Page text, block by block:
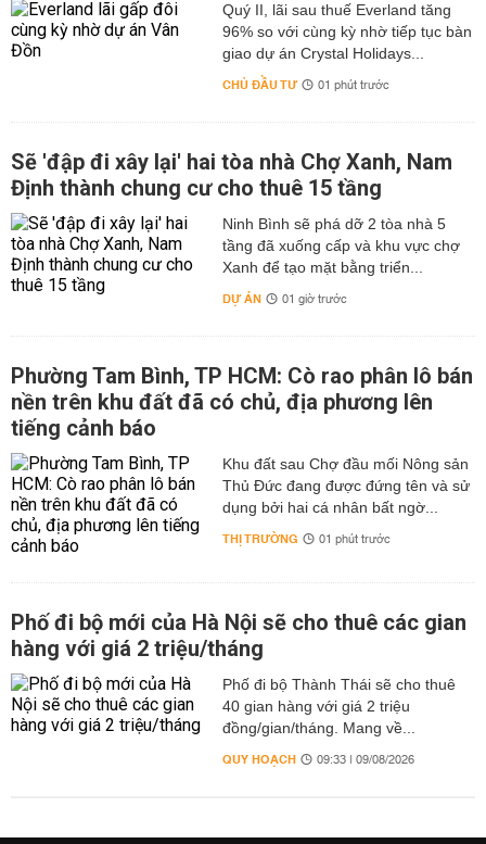
Quý II, lãi sau thuế Everland tăng
96% so với cùng kỳ nhờ tiếp tục bàn
giao dự án Crystal Holidays...
CHỦ ĐẦU TƯ 01 phút trước
Sẽ 'đập đi xây lại' hai tòa nhà Chợ Xanh, Nam
Định thành chung cư cho thuê 15 tầng
Ninh Bình sẽ phá dỡ 2 tòa nhà 5
tầng đã xuống cấp và khu vực chợ
Xanh để tạo mặt bằng triển...
DỰ ÁN 01 giờ trước
Phường Tam Bình, TP HCM: Cò rao phân lô bán
nền trên khu đất đã có chủ, địa phương lên
tiếng cảnh báo
Khu đất sau Chợ đầu mối Nông sản
Thủ Đức đang được đứng tên và sử
dụng bởi hai cá nhân bất ngờ...
THỊ TRƯỜNG 01 phút trước
Phố đi bộ mới của Hà Nội sẽ cho thuê các gian
hàng với giá 2 triệu/tháng
Phố đi bộ Thành Thái sẽ cho thuê
40 gian hàng với giá 2 triệu
đồng/gian/tháng. Mang về...
QUY HOẠCH 09:33 | 09/08/2026